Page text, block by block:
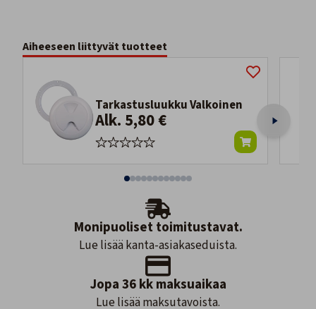
Aiheeseen liittyvät tuotteet
Tarkastusluukku Valkoinen
Alk. 5,80 €
Monipuoliset toimitustavat.
Lue lisää kanta-asiakaseduista.
Jopa 36 kk maksuaikaa
Lue lisää maksutavoista.